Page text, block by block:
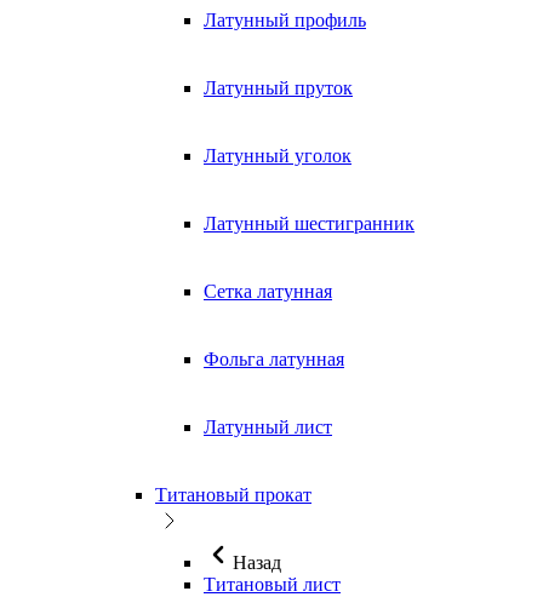
Латунный профиль
Латунный пруток
Латунный уголок
Латунный шестигранник
Сетка латунная
Фольга латунная
Латунный лист
Титановый прокат
Назад
Титановый лист